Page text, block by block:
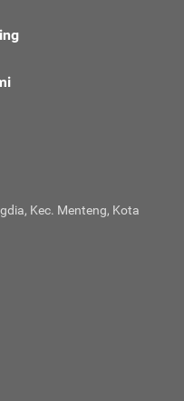
Kec. Menteng, Kota